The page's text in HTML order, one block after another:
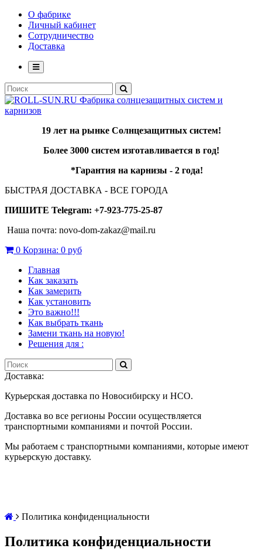
О фабрике
Личный кабинет
Сотрудничество
Доставка
19 летна рынке Солнцезащитных систем!
Более 3000 системизготавливается в год!
*Гарантия на карнизы - 2 года!
БЫСТРАЯ ДОСТАВКА - ВСЕ ГОРОДА
ПИШИТЕ Telegram: +7-923-775-25-87
Наша почта: novo-dom-zakaz@mail.ru
0 Корзина: 0 руб
Главная
Как заказать
Как замерить
Как установить
Это важно!!!
Как выбрать ткань
Замени ткань на новую!
Решения для :
Доставка:
Курьерская доставка по Новосибирску и НСО.
Доставка во все регионы России осуществляется
транспортными компаниями и почтой России.
Мы работаем с транспортными компаниями, которые имеют
курьерскую доставку.
Политика конфиденциальности
Политика конфиденциальности